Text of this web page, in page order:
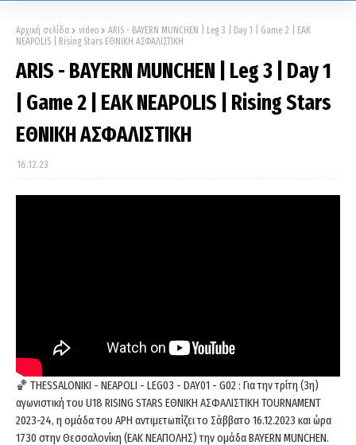
Αρχική σελίδα video
ARIS - BAYERN MUNCHEN | Leg 3 | Day 1 | Game 2 | EAK
NEAPOLIS | Rising Stars ΕΘΝΙΚΗ ΑΣΦΑΛΙΣΤΙΚΗ
ARIS - BAYERN MUNCHEN | Leg 3 | Day 1
| Game 2 | EAK NEAPOLIS | Rising Stars
ΕΘΝΙΚΗ ΑΣΦΑΛΙΣΤΙΚΗ
16.12.23
🏀 THESSALONIKI - NEAPOLI - LEG03 - DAY01 - G02 : Για την τρίτη (3η)
αγωνιστική του U18 RISING STARS ΕΘΝΙΚΗ ΑΣΦΑΛΙΣΤΙΚΗ TOURNAMENT
2023-24, η ομάδα του ΑΡΗ αντιμετωπίζει το Σάββατο 16.12.2023 και ώρα
1730 στην Θεσσαλονίκη (ΕΑΚ ΝΕΑΠΟΛΗΣ) την ομάδα BAYERN MUNCHEN.